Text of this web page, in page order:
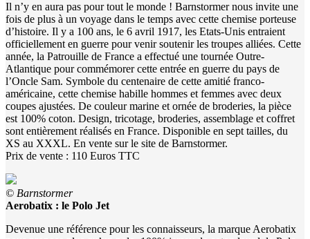
Il n’y en aura pas pour tout le monde ! Barnstormer nous invite une
fois de plus à un voyage dans le temps avec cette chemise porteuse
d’histoire. Il y a 100 ans, le 6 avril 1917, les Etats-Unis entraient
officiellement en guerre pour venir soutenir les troupes alliées. Cette
année, la Patrouille de France a effectué une tournée Outre-
Atlantique pour commémorer cette entrée en guerre du pays de
l’Oncle Sam. Symbole du centenaire de cette amitié franco-
américaine, cette chemise habille hommes et femmes avec deux
coupes ajustées. De couleur marine et ornée de broderies, la pièce
est 100% coton. Design, tricotage, broderies, assemblage et coffret
sont entièrement réalisés en France. Disponible en sept tailles, du
XS au XXXL. En vente sur le site de Barnstormer.
Prix de vente : 110 Euros TTC
© Barnstormer
Aerobatix : le Polo Jet
Devenue une référence pour les connaisseurs, la marque Aerobatix